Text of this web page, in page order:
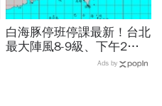
白海豚停班停課最新！台北
最大陣風8-9級、下午2點
最接近…風雨比巴威還大，
Ads by